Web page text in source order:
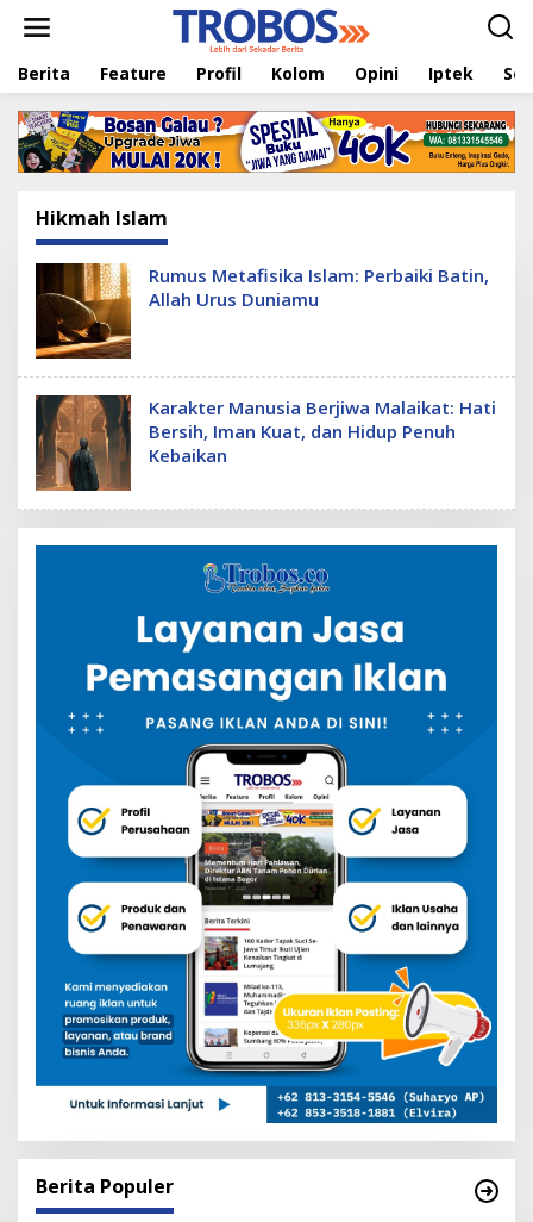
t
Berita Feature Profil Kolom Opini Iptek
Hikmah Islam
Rumus Metafisika Islam: Perbaiki Batin,
Allah Urus Duniamu
Karakter Manusia Berjiwa Malaikat: Hati
Bersih, Iman Kuat, dan Hidup Penuh
Kebaikan
Berita Populer